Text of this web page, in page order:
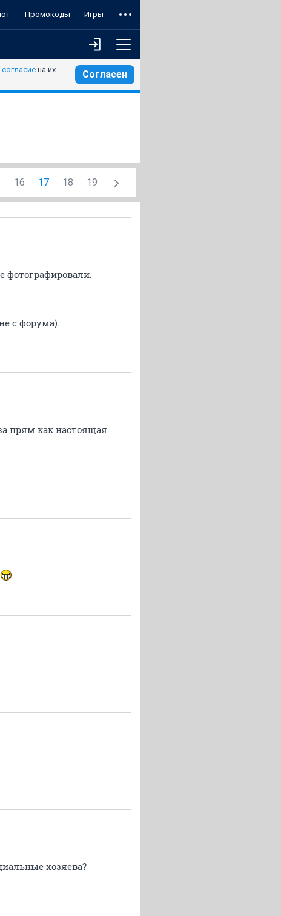
Промокоды Игры
согласие на их
Согласен
16 17 18 19
фотографировали.
с форума).
прям как настоящая
хозяева?